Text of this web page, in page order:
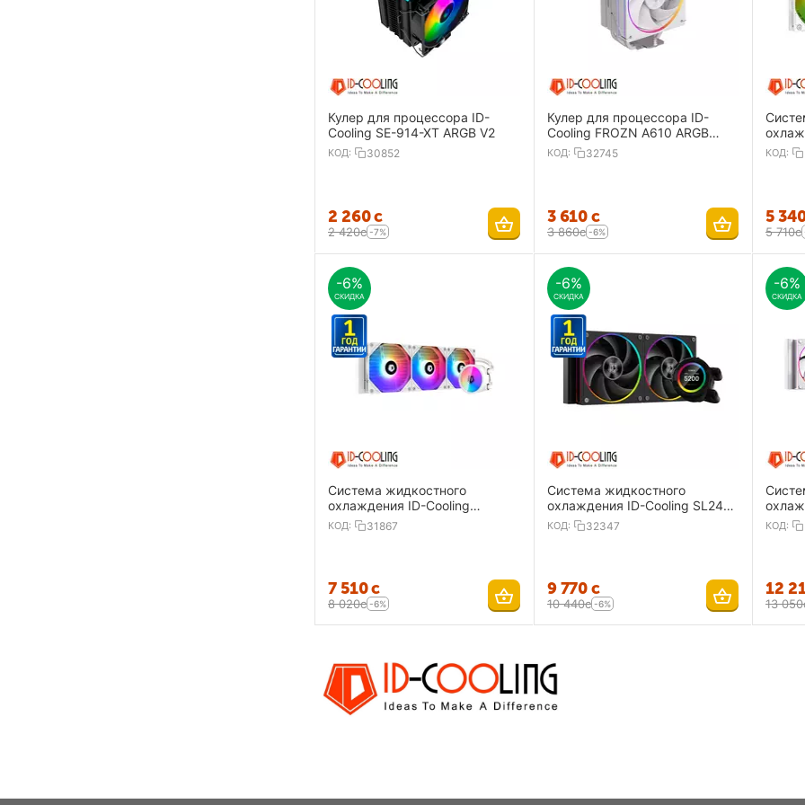
Кулер для процессора ID-
Cooling SE-914-XT ARGB V2
КОД: 30852
2 260с
2 420с -7%
Кулер для процессора ID-
Cooling FROZN A610 ARGB
WHITE
КОД: 32745
3 610с
3 860с -6%
КОД:
5
5 710с
-6%
СКИДКА
Система жидкостного
охлаждения ID-Cooling
ZOOMFLOW 360XT SNOW
КОД: 31867
7 510с
8 020с -6%
-6%
СКИДКА
Система жидкостного
охлаждения ID-Cooling SL240
BK
КОД: 32347
9 770с
10 440с -6%
-6%
СКИДКА
WH
КОД:
12
13 050